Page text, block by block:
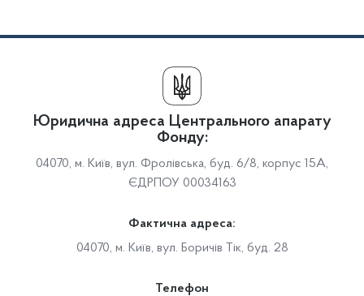
Юридична адреса Центрального апарату
Фонду:
04070, м. Київ, вул. Фролівська, буд. 6/8, корпус 15А,
ЄДРПОУ 00034163
Фактична адреса:
04070, м. Київ, вул. Боричів Тік, буд. 28
Телефон